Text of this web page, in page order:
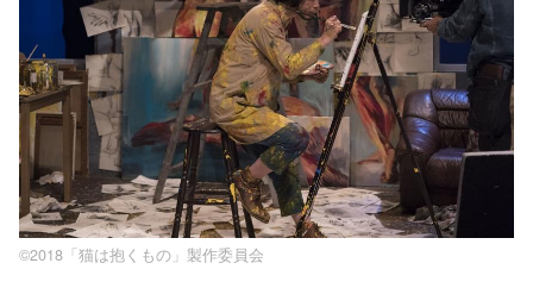
©2018「猫は抱くもの」製作委員会